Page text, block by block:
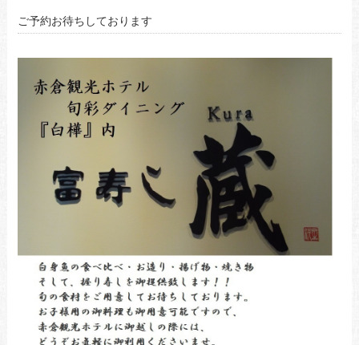
ご予約お待ちしております